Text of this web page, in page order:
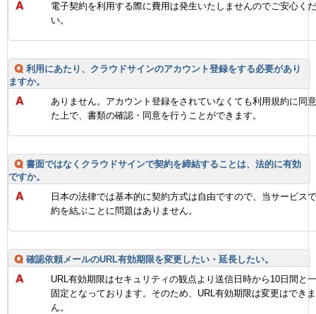
電子契約を利用する際に費用は発生いたしませんのでご安心く
い。
利用にあたり、クラウドサインのアカウント登録をする必要があり
ますか。
ありません。アカウント登録をされていなくても利用規約に同
た上で、書類の確認・同意を行うことができます。
書面ではなくクラウドサインで契約を締結することは、法的に有効
ですか。
日本の法律では基本的に契約方式は自由ですので、当サービス
約を結ぶことに問題はありません。
確認依頼メールのURL有効期限を変更したい・延長したい。
URL有効期限はセキュリティの観点より送信日時から10日間と
固定となっております。そのため、URL有効期限は変更はでき
ん。